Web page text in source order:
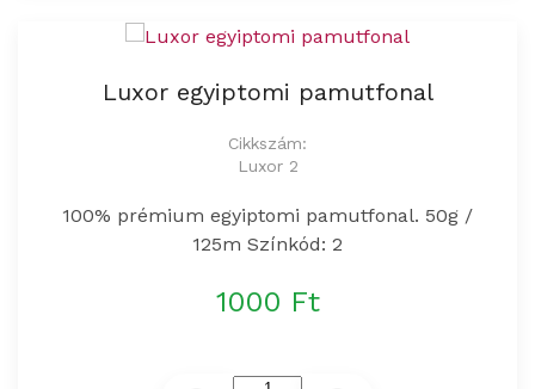
Luxor egyiptomi pamutfonal
Cikkszám:
Luxor 2
100% prémium egyiptomi pamutfonal. 50g /
125m Színkód: 2
1000 Ft